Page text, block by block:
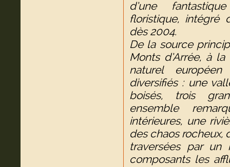
d’une
floristique, intégré
dès 2004.
De la source
Monts d’Arrée, à
naturel
diversifiés : une
boisés, trois
ensemble
intérieures, une
des chaos rocheux,
traversées par
composants les